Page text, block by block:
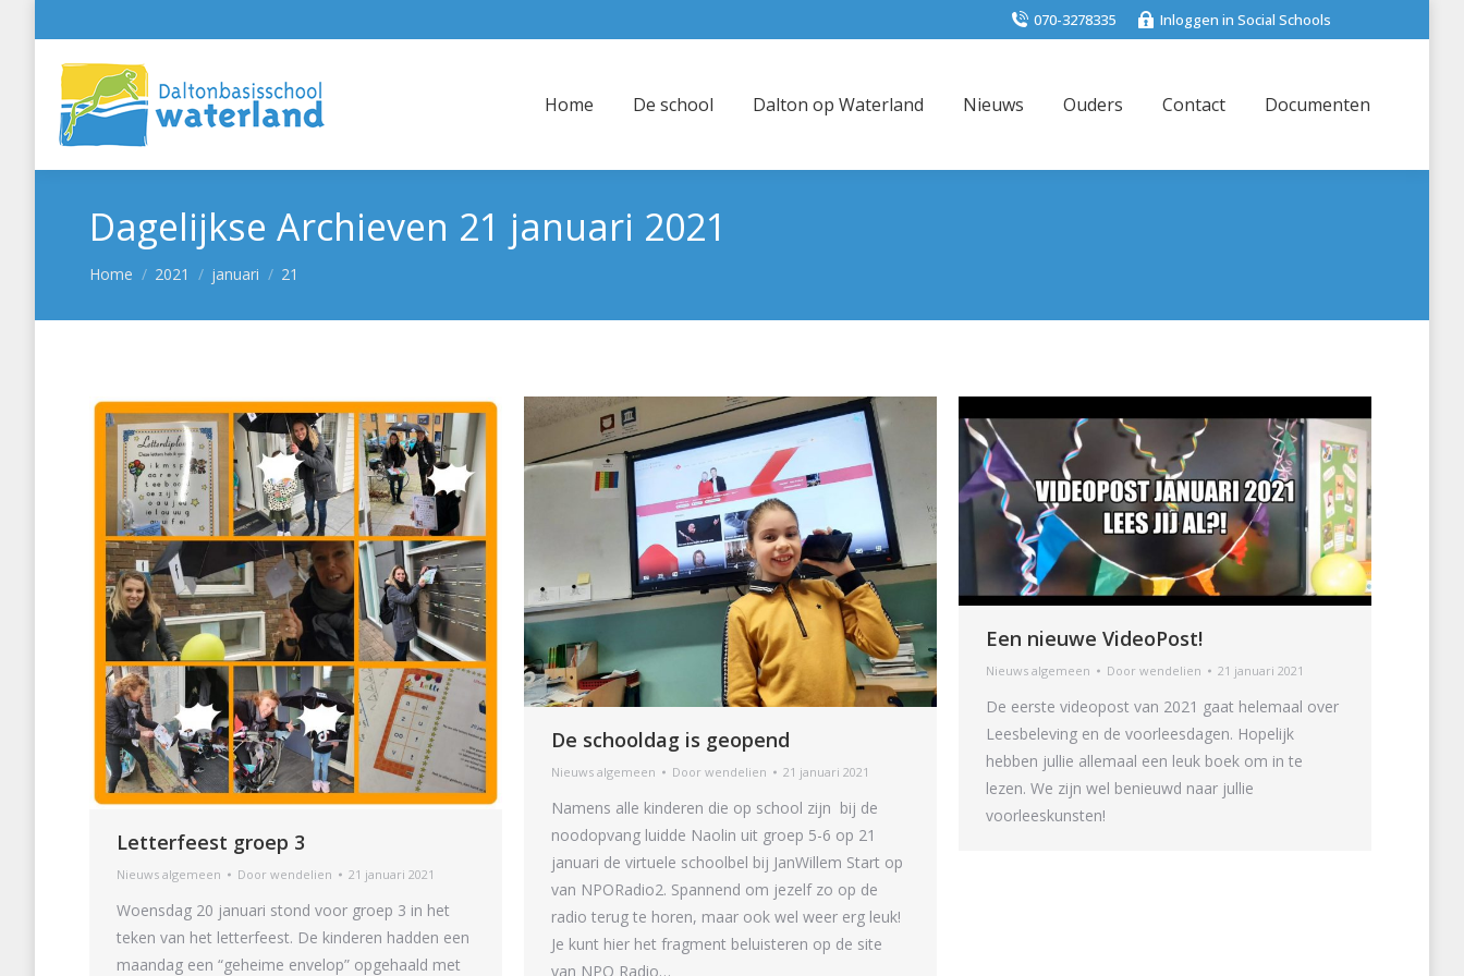
070-3278335 Inloggen in Social Schools
Home De school Dalton op Waterland Nieuws Ouders Contact Documenten
Dagelijkse Archieven 21 januari 2021
Je bent hier:
Home 2021 januari 21
Letterfeest groep 3
Nieuws algemeen Door wendelien 21 januari 2021
Woensdag 20 januari stond voor groep 3 in het
teken van het letterfeest. De kinderen hadden een
maandag een “geheime envelop” opgehaald met
De schooldag is geopend
Nieuws algemeen Door wendelien 21 januari 2021
Namens alle kinderen die op school zijn bij de
noodopvang luidde Naolin uit groep 5-6 op 21
januari de virtuele schoolbel bij JanWillem Start op
van NPORadio2. Spannend om jezelf zo op de
radio terug te horen, maar ook wel weer erg leuk!
Je kunt hier het fragment beluisteren op de site
van NPO Radio…
Een nieuwe VideoPost!
Nieuws algemeen Door wendelien 21 januari 2021
De eerste videopost van 2021 gaat helemaal over
Leesbeleving en de voorleesdagen. Hopelijk
hebben jullie allemaal een leuk boek om in te
lezen. We zijn wel benieuwd naar jullie
voorleeskunsten!